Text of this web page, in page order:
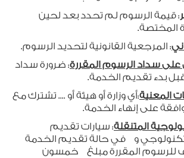
: قيمة الرسوم لم تحدد بعد لحين
المختصة.
: المرجعية القانونية لتحديد الرسوم.
على سداد الرسوم المقررة: ضرورة سداد
بدء تقديم الخدمة.
المعنية:أي وزارة أو هيئة أو .... تشترك مع
على إنهاء الخدمة.
المتنقلة: سيارات تقديم
و في حالة تقديم الخدمة
للرسوم المقررة مبلغ خمسون